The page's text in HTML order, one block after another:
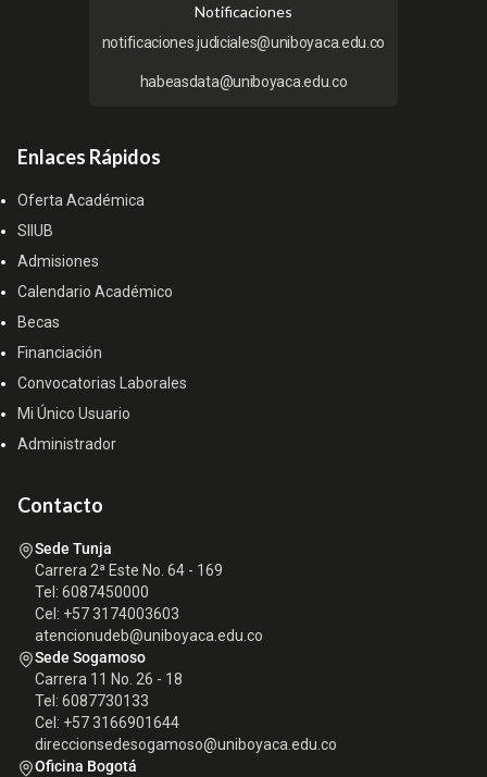
Notificaciones
notificaciones.judiciales@uniboyaca.edu.co
habeasdata@uniboyaca.edu.co
Enlaces Rápidos
Oferta Académica
SIIUB
Admisiones
Calendario Académico
Becas
Financiación
Convocatorias Laborales
Mi Único Usuario
Administrador
Contacto
Sede Tunja
Carrera 2ª Este No. 64 - 169
Tel: 6087450000
Cel: +57 3174003603
atencionudeb@uniboyaca.edu.co
Sede Sogamoso
Carrera 11 No. 26 - 18
Tel: 6087730133
Cel: +57 3166901644
direccionsedesogamoso@uniboyaca.edu.co
Oficina Bogotá